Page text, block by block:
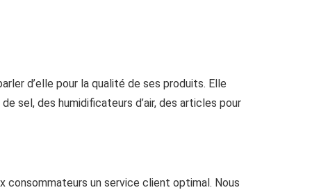
d’elle pour la qualité de ses produits. Elle
sel, des humidificateurs d’air, des articles pour
consommateurs un service client optimal. Nous